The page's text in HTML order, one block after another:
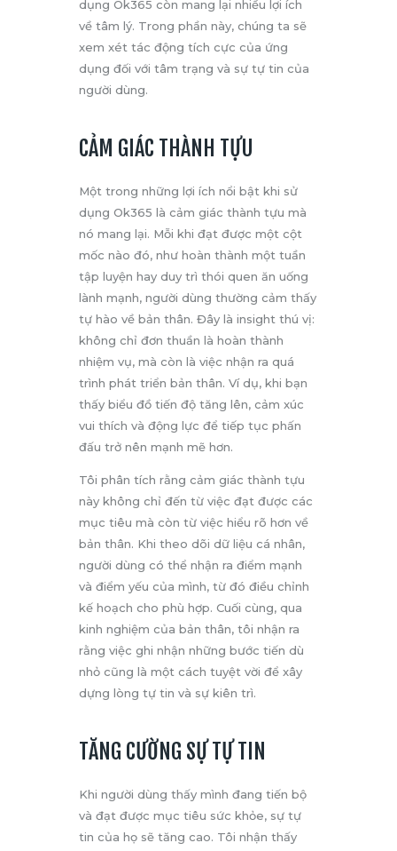
dụng Ok365 còn mang lại nhiều lợi ích
về tâm lý. Trong phần này, chúng ta sẽ
xem xét tác động tích cực của ứng
dụng đối với tâm trạng và sự tự tin của
người dùng.
CẢM GIÁC THÀNH TỰU
Một trong những lợi ích nổi bật khi sử
dụng Ok365 là cảm giác thành tựu mà
nó mang lại. Mỗi khi đạt được một cột
mốc nào đó, như hoàn thành một tuần
tập luyện hay duy trì thói quen ăn uống
lành mạnh, người dùng thường cảm thấy
tự hào về bản thân. Đây là insight thú vị:
không chỉ đơn thuần là hoàn thành
nhiệm vụ, mà còn là việc nhận ra quá
trình phát triển bản thân. Ví dụ, khi bạn
thấy biểu đồ tiến độ tăng lên, cảm xúc
vui thích và động lực để tiếp tục phấn
đấu trở nên mạnh mẽ hơn.
Tôi phân tích rằng cảm giác thành tựu
này không chỉ đến từ việc đạt được các
mục tiêu mà còn từ việc hiểu rõ hơn về
bản thân. Khi theo dõi dữ liệu cá nhân,
người dùng có thể nhận ra điểm mạnh
và điểm yếu của mình, từ đó điều chỉnh
kế hoạch cho phù hợp. Cuối cùng, qua
kinh nghiệm của bản thân, tôi nhận ra
rằng việc ghi nhận những bước tiến dù
nhỏ cũng là một cách tuyệt vời để xây
dựng lòng tự tin và sự kiên trì.
TĂNG CƯỜNG SỰ TỰ TIN
Khi người dùng thấy mình đang tiến bộ
và đạt được mục tiêu sức khỏe, sự tự
tin của họ sẽ tăng cao. Tôi nhận thấy